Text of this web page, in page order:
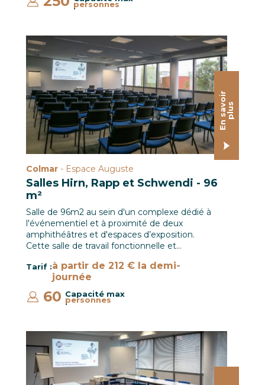
:personnes
Salle de commission 96 m² / Le CREF Colmar © Pascal
E
n
s
av
o
i
r
p
l
us
Colmar - Espace Auguste
Salles Hirn, Rapp et Schwendi - 96
m²
Salle de 96m2 au sein d'un complexe dédié à
l'événementiel et à proximité de deux
amphithéâtres et d'espaces d’exposition.
Cette salle de travail fonctionnelle et…
Tarif :à partir de 212 € la demi-
journée
Capacité max
:
60 personnes
Salle de commission 48 m² / Le CREF Colmar © Pascal